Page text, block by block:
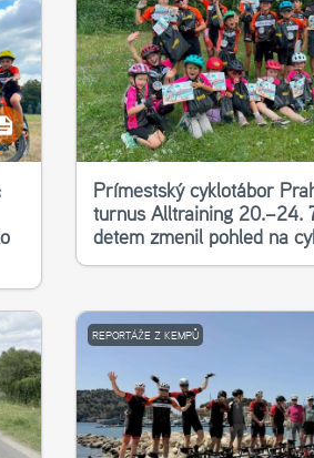
Příměstský cyklotábor
turnus Alltraining 20.–24.
dětem změnil pohled na
REPORTÁŽE Z KEMPŮ